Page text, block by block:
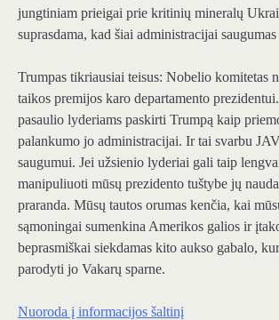
jungtiniam prieigai prie kritinių mineralų
suprasdama, kad šiai administracijai
Trumpas tikriausiai teisus: Nobelio komitetas
taikos premijos karo departamento
pasaulio lyderiams paskirti Trumpą kaip
palankumo jo administracijai. Ir tai svarbu
saugumui. Jei užsienio lyderiai gali taip
manipuliuoti mūsų prezidento tuštybe jų
praranda. Mūsų tautos orumas kenčia, kai
sąmoningai sumenkina Amerikos galios ir
beprasmiškai siekdamas kito aukso gabalo,
parodyti jo Vakarų sparne.
Nuoroda į informacijos šaltinį